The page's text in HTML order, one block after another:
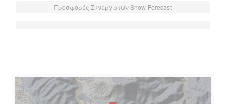
Προσφορές Συνεργατών Snow-Forecast